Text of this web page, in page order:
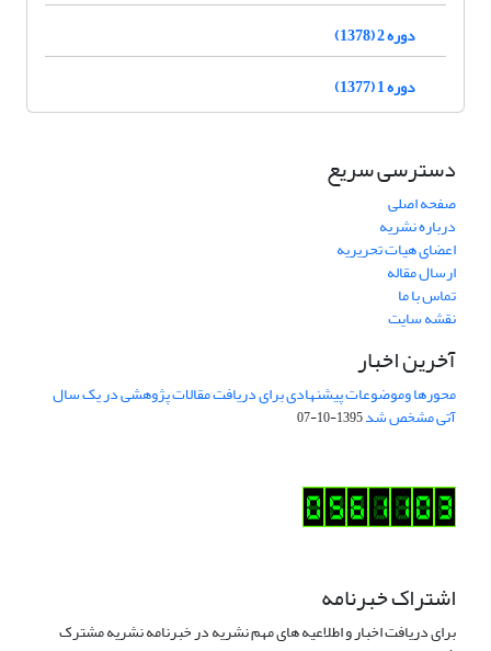
دوره 2 (1378)
دوره 1 (1377)
دسترسی سریع
صفحه اصلی
درباره نشریه
اعضای هیات تحریریه
ارسال مقاله
تماس با ما
نقشه سایت
آخرین اخبار
محورها وموضوعات پیشنهادی برای دریافت مقالات پژوهشی در یک سال
آتی مشخص شد1395-10-07
اشتراک خبرنامه
برای دریافت اخبار و اطلاعیه های مهم نشریه در خبرنامه نشریه مشترک